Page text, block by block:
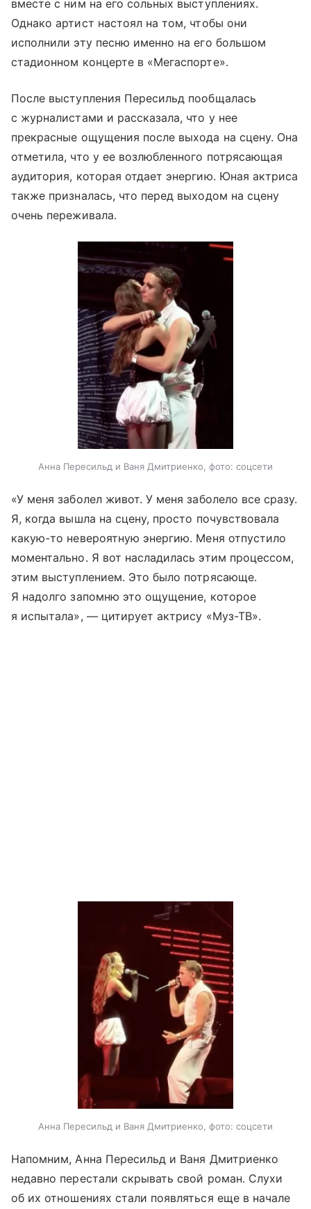
вместе с ним на его сольных выступлениях.
Однако артист настоял на том, чтобы они
исполнили эту песню именно на его большом
стадионном концерте в «Мегаспорте».
После выступления Пересильд пообщалась
с журналистами и рассказала, что у нее
прекрасные ощущения после выхода на сцену. Она
отметила, что у ее возлюбленного потрясающая
аудитория, которая отдает энергию. Юная актриса
также призналась, что перед выходом на сцену
очень переживала.
Анна Пересильд и Ваня Дмитриенко, фото: соцсети
«У меня заболел живот. У меня заболело все сразу.
Я, когда вышла на сцену, просто почувствовала
какую-то невероятную энергию. Меня отпустило
моментально. Я вот насладилась этим процессом,
этим выступлением. Это было потрясающе.
Я надолго запомню это ощущение, которое
я испытала», — цитирует актрису «Муз-ТВ».
Анна Пересильд и Ваня Дмитриенко, фото: соцсети
Напомним, Анна Пересильд и Ваня Дмитриенко
недавно перестали скрывать свой роман. Слухи
об их отношениях стали появляться еще в начале